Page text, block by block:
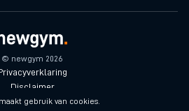
© newgym 2026
Disclaimer
voorwaarden
gebruik van cookies.